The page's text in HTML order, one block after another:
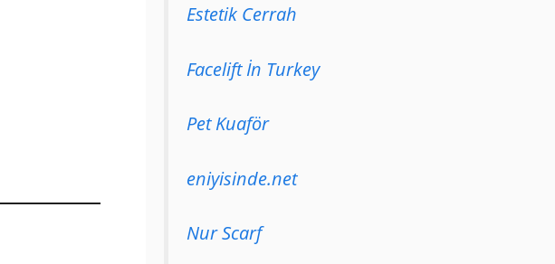
Estetik Cerrah
Facelift İn Turkey
Pet Kuaför
eniyisinde.net
Nur Scarf